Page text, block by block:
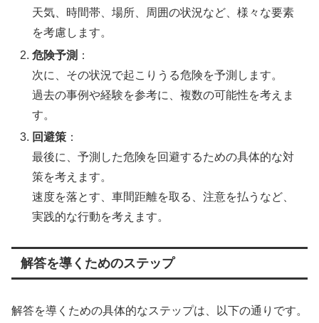
天気、時間帯、場所、周囲の状況など、様々な要素
を考慮します。
危険予測 ：
次に、その状況で起こりうる危険を予測します。
過去の事例や経験を参考に、複数の可能性を考えま
す。
回避策 ：
最後に、予測した危険を回避するための具体的な対
策を考えます。
速度を落とす、車間距離を取る、注意を払うなど、
実践的な行動を考えます。
解答を導くためのステップ
解答を導くための具体的なステップは、以下の通りです。